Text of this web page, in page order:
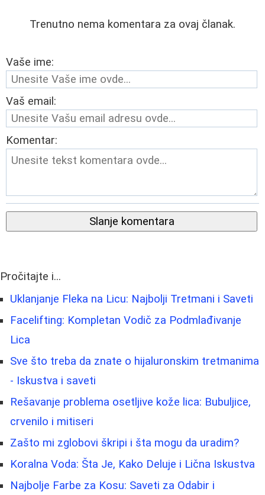
Trenutno nema komentara za ovaj članak.
Vaše ime:
Vaš email:
Komentar:
Slanje komentara
Pročitajte i...
Uklanjanje Fleka na Licu: Najbolji Tretmani i Saveti
Facelifting: Kompletan Vodič za Podmlađivanje
Lica
Sve što treba da znate o hijaluronskim tretmanima
- Iskustva i saveti
Rešavanje problema osetljive kože lica: Bubuljice,
crvenilo i mitiseri
Zašto mi zglobovi škripi i šta mogu da uradim?
Koralna Voda: Šta Je, Kako Deluje i Lična Iskustva
Najbolje Farbe za Kosu: Saveti za Odabir i